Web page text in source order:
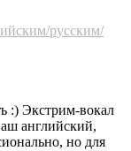
русским/
:) Экстрим-вокал
английский,
но для